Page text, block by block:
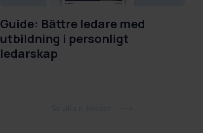
Guide: Bättre ledare med
utbildning i personligt
ledarskap